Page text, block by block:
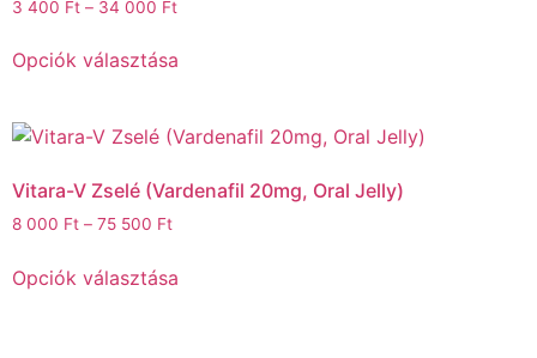
3 400 Ft – 34 000 Ft
Opciók választása
Vitara-V Zselé (Vardenafil 20mg, Oral Jelly)
8 000 Ft – 75 500 Ft
Opciók választása